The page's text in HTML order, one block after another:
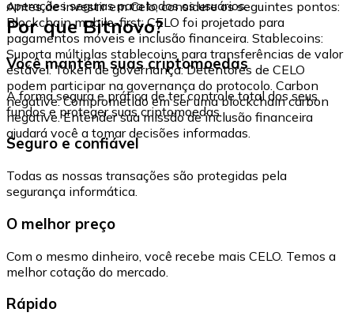
operações seguras para todos os usuários.
Antes de investir em Celo, considere os seguintes pontos:
Blockchain mobile-first: CELO foi projetado para
pagamentos móveis e inclusão financeira. Stablecoins:
Suporta múltiplas stablecoins para transferências de valor
estável. Token de governança: Detentores de CELO
podem participar na governança do protocolo. Carbon
negative: Comprometido em ser uma blockchain carbon
negative. Entender sua missão de inclusão financeira
ajudará você a tomar decisões informadas.
Por que Bitnovo?
Você mantém suas criptomoedas
A forma segura e prática de ter controle total dos seus
fundos e proteger suas criptomoedas.
Seguro e confiável
Todas as nossas transações são protegidas pela
segurança informática.
O melhor preço
Com o mesmo dinheiro, você recebe mais CELO. Temos a
melhor cotação do mercado.
Rápido